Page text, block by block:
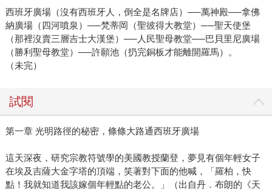
西班牙廣場（沒有西班牙人，倒全是名牌店）──萬神殿──拿佛
納廣場（四河噴泉）──梵蒂岡（聖彼得大教堂）──聖天使堡
（那裡沒賣三層吉士大漢堡）──人民聖母教堂──巴貝里尼廣場
（勝利聖母教堂）──許願池（扔完銅板才能離開羅馬）。
（未完）
試閱
第一章 光明路徑的秘密，條條大路通西班牙廣場
這天深夜，研究宗教符號學的美國教授蘭登，夢見有個年輕女子
在埃及吉薩大金字塔的頂端，笑著對下面的他喊，「羅柏，快
點！我就知道我該嫁個年輕點的老公。」（出自丹．布朗的《天